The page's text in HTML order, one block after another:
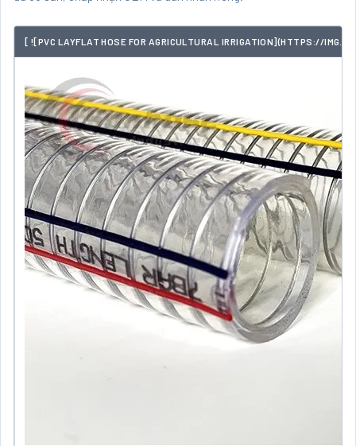
[ ![PVC LAYFLAT HOSE FOR AGRICULTURAL IRRIGATION](HTTPS://